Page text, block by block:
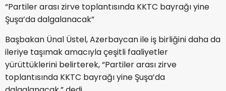
“Partiler arası zirve toplantısında KKTC bayrağı yine
Şuşa’da dalgalanacak”
Başbakan Ünal Üstel, Azerbaycan ile iş birliğini daha da
ileriye taşımak amacıyla çeşitli faaliyetler
yürüttüklerini belirterek, “Partiler arası zirve
toplantısında KKTC bayrağı yine Şuşa’da